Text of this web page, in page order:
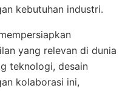
kebutuhan industri.
yang relevan di dunia
teknologi, desain
kolaborasi ini,